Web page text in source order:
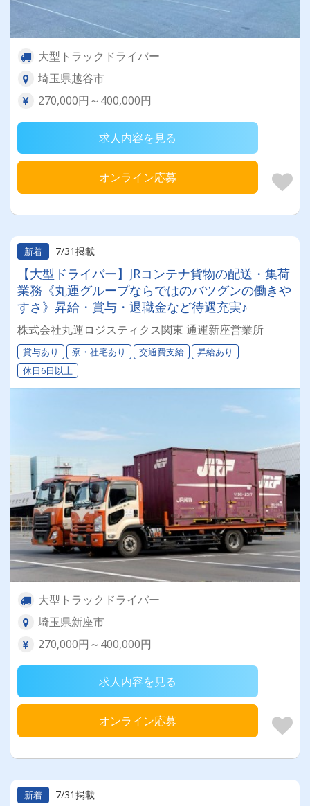
大型トラックドライバー
埼玉県越谷市
270,000円～400,000円
求人内容を見る
オンライン応募
新着 7/31掲載
【大型ドライバー】JRコンテナ貨物の配送・集荷
業務《丸運グループならではのバツグンの働きや
すさ》昇給・賞与・退職金など待遇充実♪
株式会社丸運ロジスティクス関東 通運新座営業所
賞与あり 寮・社宅あり 交通費支給
昇給あり
休日6日以上
大型トラックドライバー
埼玉県新座市
270,000円～400,000円
求人内容を見る
オンライン応募
新着 7/31掲載